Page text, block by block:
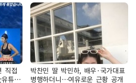
직접
튜버
박찬민 딸 박민하, 배우·국가대표
병행하더니…여유로운 근황 공개